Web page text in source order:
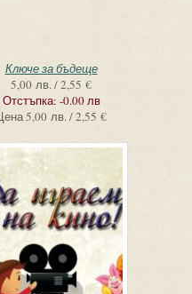
Ключе за бъдеще
5,00 лв. / 2,55 €
Отстъпка: -0.00 лв
5,00 лв. / 2,55 €